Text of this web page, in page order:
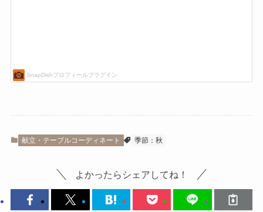
献立・テーブルコーディネート 季節：秋
よかったらシェアしてね！